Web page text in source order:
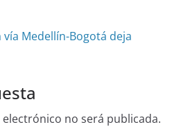
vía Medellín-Bogotá deja
no será publicada.